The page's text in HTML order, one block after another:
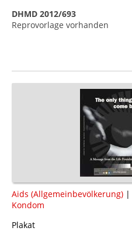
DHMD 2012/693
Reprovorlage vorhanden
Aids (Allgemeinbevölkerung) |
Kondom
Plakat